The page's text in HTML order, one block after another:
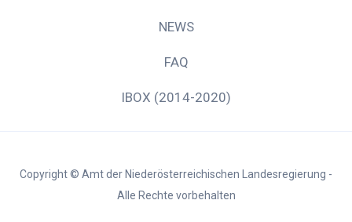
NEWS
FAQ
IBOX (2014-2020)
Copyright © Amt der Niederösterreichischen Landesregierung -
Alle Rechte vorbehalten